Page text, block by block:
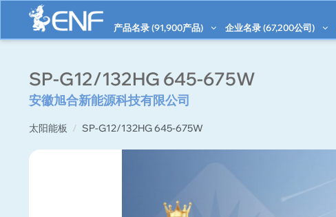
产品名录 (91,900产品) 企业名录 (67,200公司)
SP-G12/132HG 645-675W
安徽旭合新能源科技有限公司
太阳能板 SP-G12/132HG 645-675W